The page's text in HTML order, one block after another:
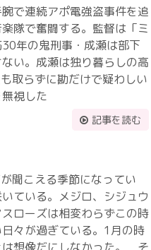
で連続アポ電強盗事件を追
隊で奮闘する。監督は「ミ
年の鬼刑事・成瀬は部下
い。成瀬は独り暮らしの高
取らずに勘だけで疑わしい
視した
記事を読む
聞こえる季節になってい
ている。メジロ、シジュウ
ローズは相変わらずこの時
々が過ぎている。1月の時